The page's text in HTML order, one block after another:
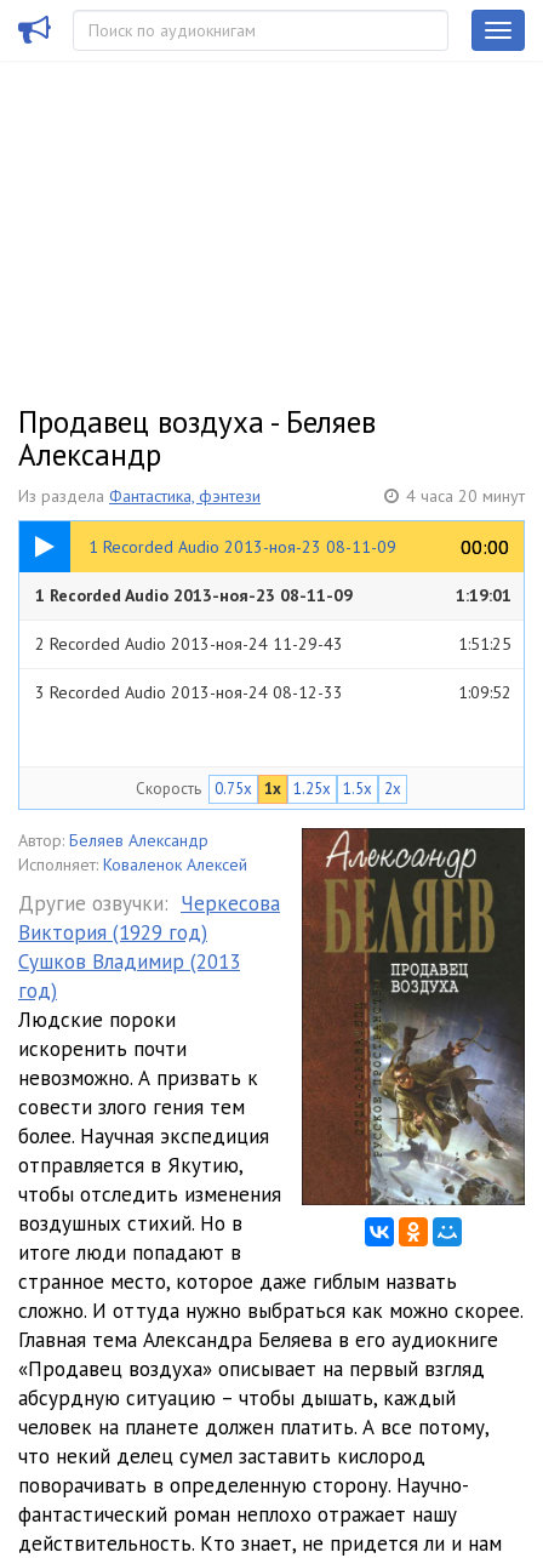
Продавец воздуха - Беляев
Александр
Из раздела Фантастика, фэнтези 4 часа 20 минут
1 Recorded Audio 2013-ноя-23 08-11-09 00:00
00:00
1:19:01
1 Recorded Audio 2013-ноя-23 08-11-09 1:19:01
2 Recorded Audio 2013-ноя-24 11-29-43 1:51:25
3 Recorded Audio 2013-ноя-24 08-12-33 1:09:52
Скорость 0.75x 1x 1.25x 1.5x 2x
Автор: Беляев Александр
Исполняет: Коваленок Алексей
Другие озвучки: Черкесова
Виктория (1929 год)
Сушков Владимир (2013
год)
Людские пороки
искоренить почти
невозможно. А призвать к
совести злого гения тем
более. Научная экспедиция
отправляется в Якутию,
чтобы отследить изменения
воздушных стихий. Но в
итоге люди попадают в
странное место, которое даже гиблым назвать
сложно. И оттуда нужно выбраться как можно скорее.
Главная тема Александра Беляева в его аудиокниге
«Продавец воздуха» описывает на первый взгляд
абсурдную ситуацию – чтобы дышать, каждый
человек на планете должен платить. А все потому,
что некий делец сумел заставить кислород
поворачивать в определенную сторону. Научно-
фантастический роман неплохо отражает нашу
действительность. Кто знает, не придется ли и нам